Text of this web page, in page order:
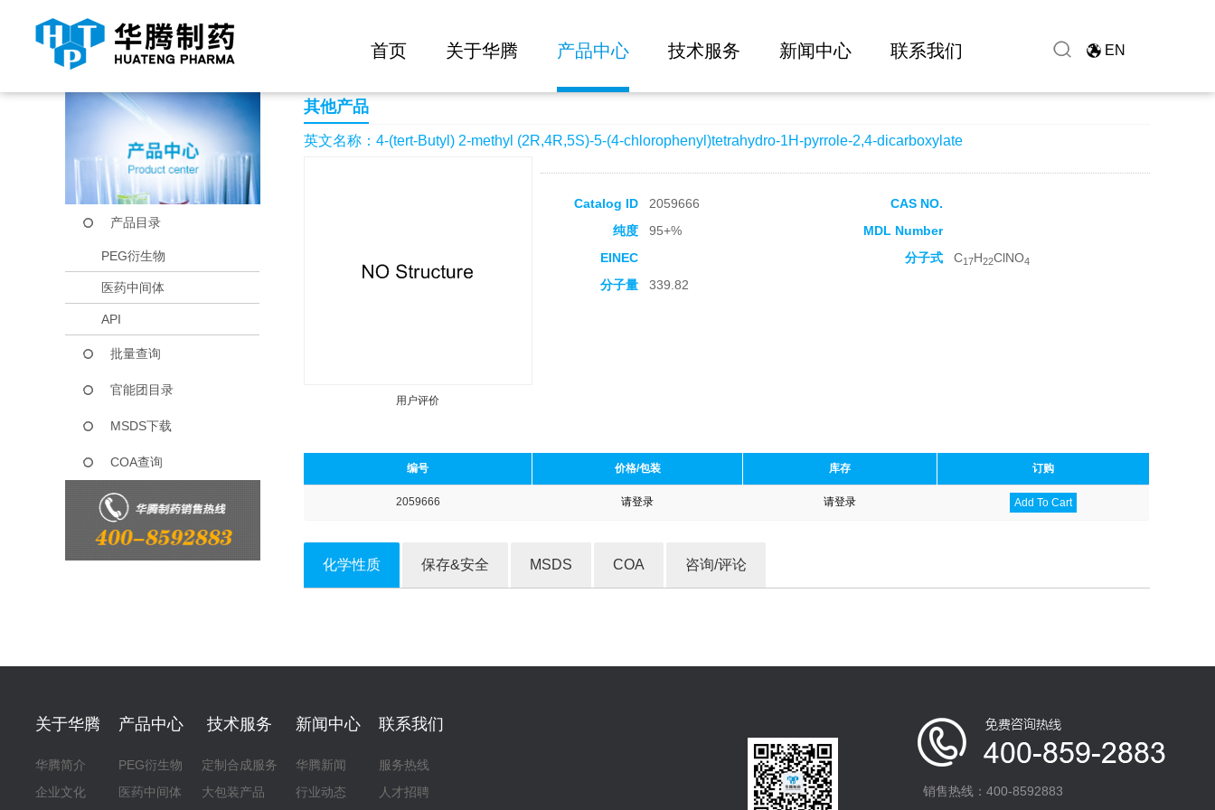
首页 关于华腾 产品中心 技术服务 新闻中心 联系我们 EN
当前位置： 首页 产品中心 4-(tert-Butyl) 2-methyl (2R,4R,5S)-5-(4-chlorophenyl)tetrahydro-1H-pyrrole-2,4-dicarboxylate
产品目录
PEG衍生物
医药中间体
API
批量查询
官能团目录
MSDS下载
COA查询
其他产品
英文名称：4-(tert-Butyl) 2-methyl (2R,4R,5S)-5-(4-chlorophenyl)tetrahydro-1H-pyrrole-2,4-dicarboxylate
用户评价
Catalog ID 2059666
CAS NO.
纯度
95+%
MDL Number
EINEC
分子式 C17H22ClNO4
分子量 339.82
编号 价格/包装 库存 订购
2059666 请登录 请登录 Add To Cart
化学性质 保存&安全 MSDS COA 咨询/评论
关于华腾
华腾简介
企业文化
产品中心
PEG衍生物
医药中间体
技术服务
定制合成服务
大包装产品
新闻中心
华腾新闻
行业动态
联系我们
服务热线
人才招聘
销售热线：400-8592883